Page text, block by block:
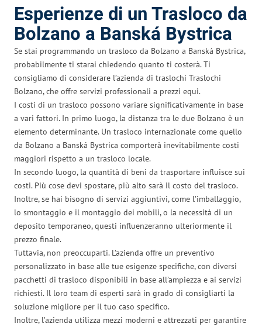
Esperienze di un Trasloco da
Bolzano a Banská Bystrica
Se stai programmando un trasloco da Bolzano a Banská Bystrica,
probabilmente ti starai chiedendo quanto ti costerà. Ti
consigliamo di considerare l’azienda di traslochi Traslochi
Bolzano, che offre servizi professionali a prezzi equi.
I costi di un trasloco possono variare significativamente in base
a vari fattori. In primo luogo, la distanza tra le due Bolzano è un
elemento determinante. Un trasloco internazionale come quello
da Bolzano a Banská Bystrica comporterà inevitabilmente costi
maggiori rispetto a un trasloco locale.
In secondo luogo, la quantità di beni da trasportare influisce sui
costi. Più cose devi spostare, più alto sarà il costo del trasloco.
Inoltre, se hai bisogno di servizi aggiuntivi, come l’imballaggio,
lo smontaggio e il montaggio dei mobili, o la necessità di un
deposito temporaneo, questi influenzeranno ulteriormente il
prezzo finale.
Tuttavia, non preoccuparti. L’azienda offre un preventivo
personalizzato in base alle tue esigenze specifiche, con diversi
pacchetti di trasloco disponibili in base all’ampiezza e ai servizi
richiesti. Il loro team di esperti sarà in grado di consigliarti la
soluzione migliore per il tuo caso specifico.
Inoltre, l’azienda utilizza mezzi moderni e attrezzati per garantire